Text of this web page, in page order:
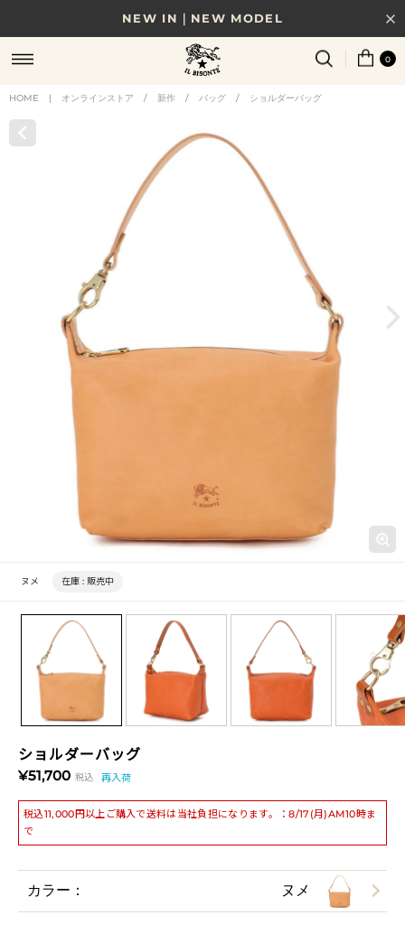
NEW IN｜NEW MODEL
8/17(月)10時まで｜税込11,000円以上で送料無料
贈る相手やシーンから選べる、新しいギフトガイド
0
HOME | オンラインストア / 新作 / バッグ / ショルダーバッグ
ショルダーバッグ
¥51,700 税込 再入荷
税込11,000円以上ご購入で送料は当社負担になります。：8/17(月)AM10時ま
で
ヌメ 在庫 : 販売中
カラー： ヌメ